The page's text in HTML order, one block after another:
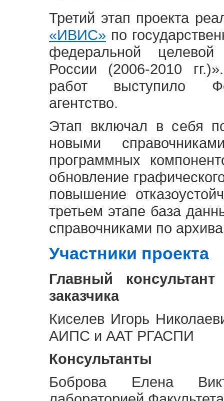
Третий этап проекта
«ИВИС» по
федеральной
России (2006-2010
работ выступило
агентство.
Этап включал в себя
новыми
программных
обновление
повышение
третьем этапе база
справочниками по
Участники проекта
Главный
заказчика
Киселев Игорь
АИПС и ААТ РГАСПИ
Консультанты
Боброва Елена